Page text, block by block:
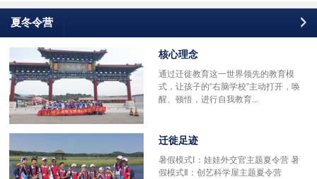
夏冬令营
核心理念
通过迁徙教育这一世界领先的教育模
式，让孩子的“右脑学校”主动打开，唤
醒、顿悟，进行自我教育...
迁徙足迹
暑假模式Ⅰ：娃娃外交官主题夏令营 暑
假模式Ⅱ：创艺科学屋主题夏令营